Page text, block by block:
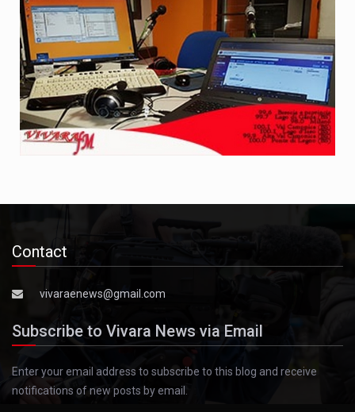
Contact
vivaraenews@gmail.com
Subscribe to Vivara News via Email
Enter your email address to subscribe to this blog and receive
notifications of new posts by email.